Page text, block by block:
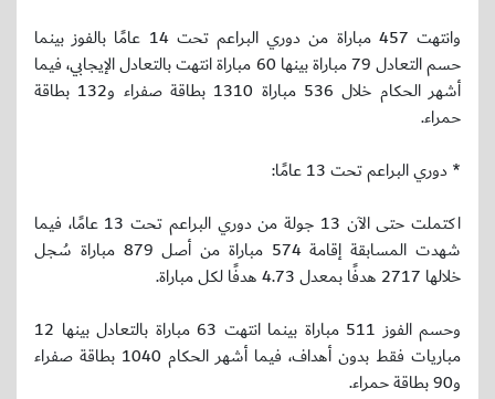
وانتهت 457 مباراة من دوري البراعم تحت 14 عامًا بالفوز بينما
حسم التعادل 79 مباراة بينها 60 مباراة انتهت بالتعادل الإيجابي، فيما
أشهر الحكام خلال 536 مباراة 1310 بطاقة صفراء و132 بطاقة
حمراء.
* دوري البراعم تحت 13 عامًا:
اكتملت حتى الآن 13 جولة من دوري البراعم تحت 13 عامًا، فيما
شهدت المسابقة إقامة 574 مباراة من أصل 879 مباراة سُجل
خلالها 2717 هدفًا بمعدل 4.73 هدفًا لكل مباراة.
وحسم الفوز 511 مباراة بينما انتهت 63 مباراة بالتعادل بينها 12
مباريات فقط بدون أهداف، فيما أشهر الحكام 1040 بطاقة صفراء
و90 بطاقة حمراء.